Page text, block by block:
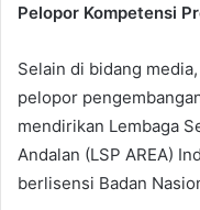
Pelopor Kompetensi
Selain di bidang
pelopor
mendirikan Lembaga
Andalan (LSP AREA)
berlisensi Badan